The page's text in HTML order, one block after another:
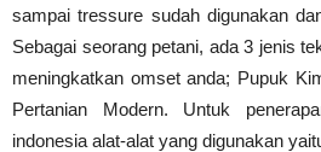
sampai tressure sudah digunakan
Sebagai seorang petani, ada 3 jenis
meningkatkan omset anda; Pupuk
Pertanian Modern. Untuk
indonesia alat-alat yang digunakan